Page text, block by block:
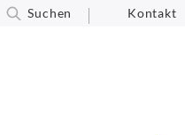
Suchen Kontakt